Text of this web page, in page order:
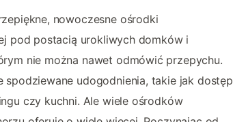
nowoczesne ośrodki
pod postacią urokliwych domków i
nie można nawet odmówić przepychu.
spodziewane udogodnienia, takie jak dostęp
czy kuchni. Ale wiele ośrodków